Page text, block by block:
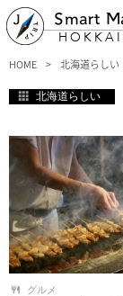
Smart
HOME 北海道らしい
北海道らしい
グルメ